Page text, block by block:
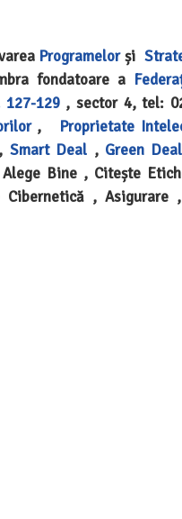
Programelor și
fondatoare a
129 , sector 4, tel:
, Proprietate
, Smart Deal , Green Deal
Bine , Citește
, Asigurare ,